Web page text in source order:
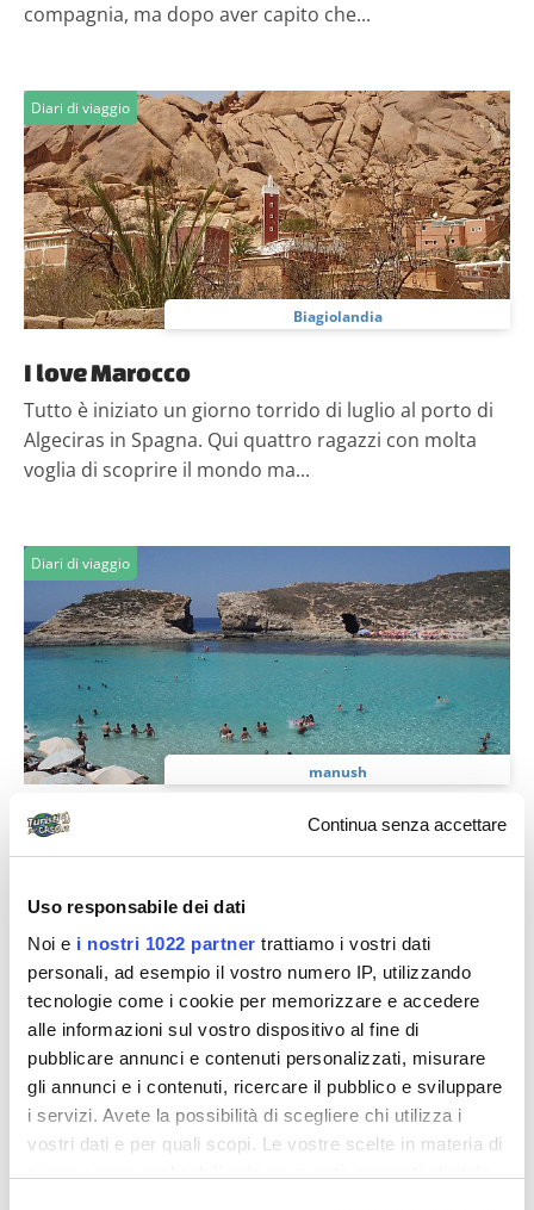
Continua senza accettare
Uso responsabile dei dati
Noi e i nostri 1022 partner trattiamo i vostri dati
personali, ad esempio il vostro numero IP, utilizzando
tecnologie come i cookie per memorizzare e accedere
alle informazioni sul vostro dispositivo al fine di
pubblicare annunci e contenuti personalizzati, misurare
gli annunci e i contenuti, ricercare il pubblico e sviluppare
i servizi. Avete la possibilità di scegliere chi utilizza i
vostri dati e per quali scopi. Le vostre scelte in materia di
compagnia, ma dopo aver capito che...
Diari di viaggio
Biagiolandia
I love Marocco
Tutto è iniziato un giorno torrido di luglio al porto di
Algeciras in Spagna. Qui quattro ragazzi con molta
voglia di scoprire il mondo ma...
Diari di viaggio
manush
Vacanza a Malta…che delusione!!!
Ciao a tutti, volevo raccontarvi della mia
(dis)avventura estiva a Malta. Eravamo in quattro, e
abbiamo deciso di visitare Malta perché...
Diari di viaggio